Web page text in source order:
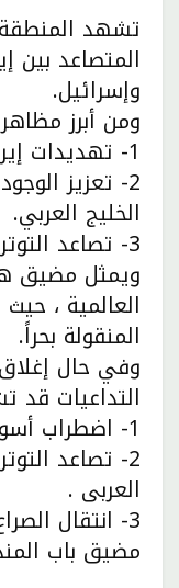
تشهد المنطقة
المتصاعد بين
وإسرائيل.
ومن أبرز
1- تهديدات إيرانية بإغلاق مضيق هرمز.
2- تعزيز
الخليج العربي.
3- تصاعد التوترات البحرية في المنطقة.
ويمثل مضيق
العالمية ،
المنقولة بحراً.
وفي حال
التداعيات قد
1- اضطراب أسواق الطاقة العالمية.
2- تصاعد
العربى .
3- انتقال
مضيق باب